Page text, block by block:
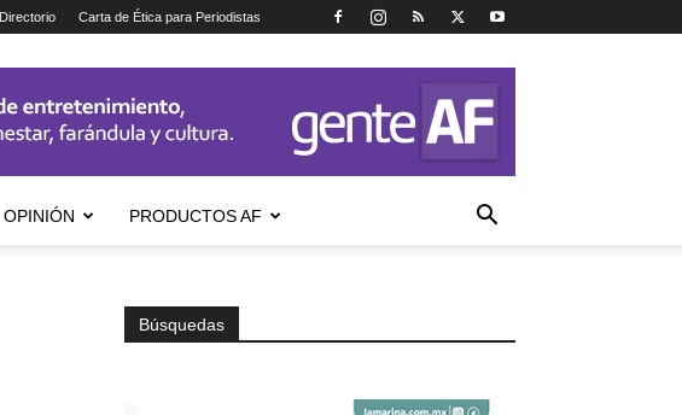
Directorio Carta de Ética para Periodistas
OPINIÓN PRODUCTOS AF
Búsquedas